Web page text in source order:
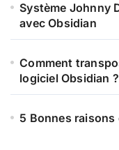
Système Johnny
avec Obsidian
Comment
logiciel Obsidian ?
5 Bonnes